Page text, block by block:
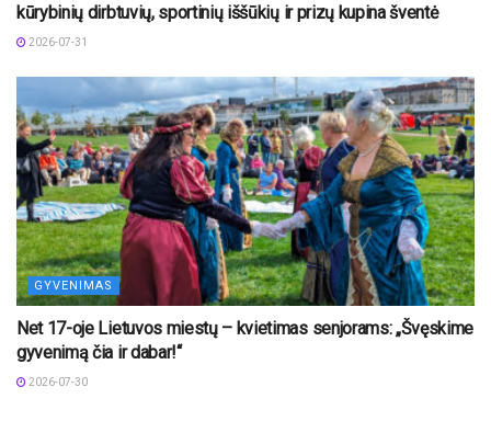
kūrybinių dirbtuvių, sportinių iššūkių ir prizų kupina šventė
2026-07-31
GYVENIMAS
Net 17-oje Lietuvos miestų – kvietimas senjorams: „Švęskime
gyvenimą čia ir dabar!“
2026-07-30